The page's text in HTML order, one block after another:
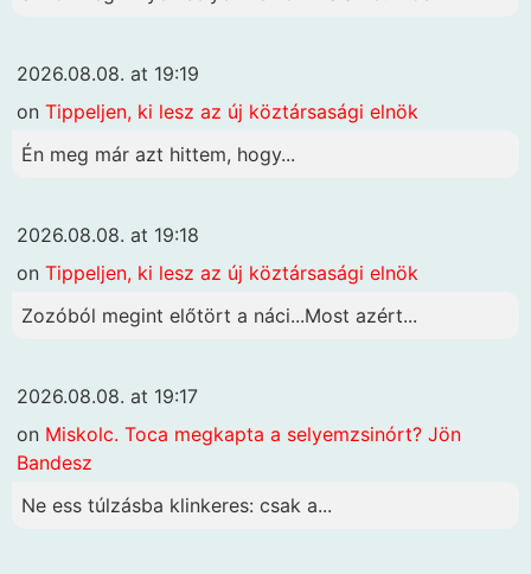
2026.08.08. at 19:19
on Tippeljen, ki lesz az új köztársasági elnök
Én meg már azt hittem, hogy...
2026.08.08. at 19:18
on Tippeljen, ki lesz az új köztársasági elnök
Zozóból megint előtört a náci...Most azért...
2026.08.08. at 19:17
on Miskolc. Toca megkapta a selyemzsinórt? Jön
Bandesz
Ne ess túlzásba klinkeres: csak a...